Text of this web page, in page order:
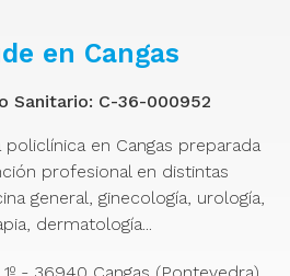
en Cangas
Sanitario: C-36-000952
en Cangas preparada
profesional en distintas
general, ginecología, urología,
dermatología...